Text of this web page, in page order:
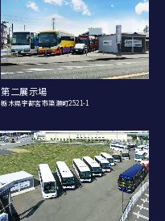
第二展示場
栃木県宇都宮市簗瀬町2521-1